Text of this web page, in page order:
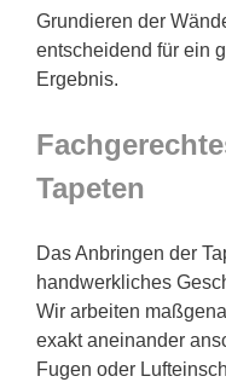
Grundieren der
entscheidend für ein
Ergebnis.
Tapeten
Das Anbringen der
handwerkliches
Wir arbeiten
exakt aneinander
Fugen oder